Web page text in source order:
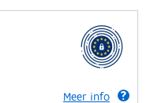
Meer info